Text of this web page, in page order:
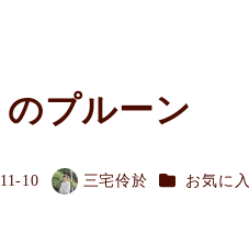
プルーン
10
著
三宅伶於 カテゴリー
お気に